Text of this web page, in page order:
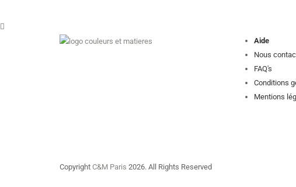
Aide
Nous
FAQ's
Conditions
Mentions
Copyright C&M Paris 2026. All Rights Reserved